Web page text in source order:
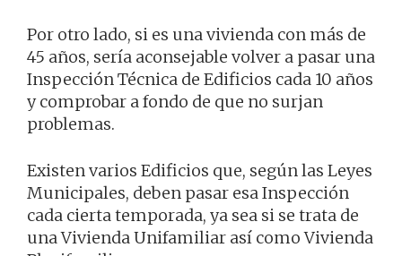
Por otro lado, si es una vivienda con más de
45 años, sería aconsejable volver a pasar una
Inspección Técnica de Edificios cada 10 años
y comprobar a fondo de que no surjan
problemas.
Existen varios Edificios que, según las Leyes
Municipales, deben pasar esa Inspección
cada cierta temporada, ya sea si se trata de
una Vivienda Unifamiliar así como Vivienda